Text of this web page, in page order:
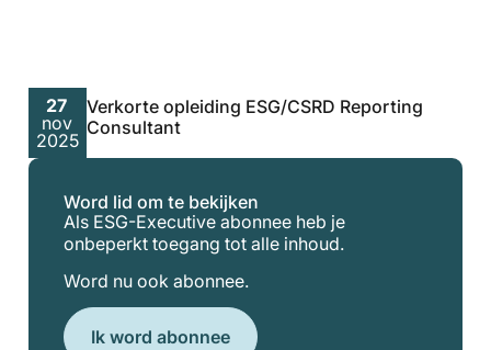
27
nov
2025
Verkorte opleiding ESG/CSRD Reporting
Consultant
Word lid om te bekijken
Als ESG-Executive abonnee heb je
onbeperkt toegang tot alle inhoud.
Word nu ook abonnee.
Ik word abonnee